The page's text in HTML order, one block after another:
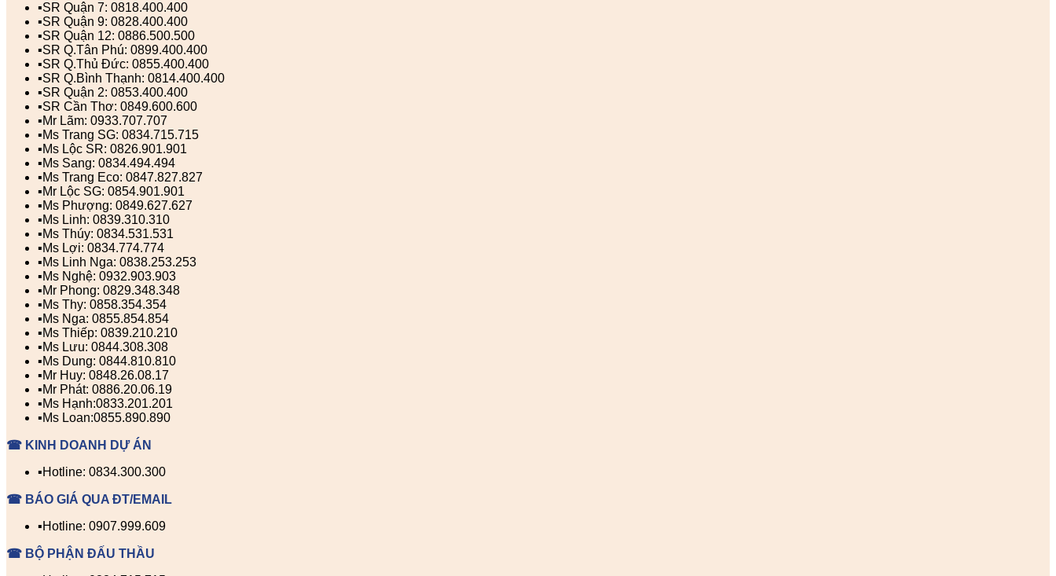
▪️SR Quận 7: 0818.400.400
▪️SR Quận 9: 0828.400.400
▪️SR Quận 12: 0886.500.500
▪️SR Q.Tân Phú: 0899.400.400
▪️SR Q.Thủ Đức: 0855.400.400
▪️SR Q.Bình Thạnh: 0814.400.400
▪️SR Quận 2: 0853.400.400
▪️SR Cần Thơ: 0849.600.600
▪️Mr Lãm: 0933.707.707
▪️Ms Trang SG: 0834.715.715
▪️Ms Lộc SR: 0826.901.901
▪️Ms Sang: 0834.494.494
▪️Ms Trang Eco: 0847.827.827
▪️Mr Lộc SG: 0854.901.901
▪️Ms Phượng: 0849.627.627
▪️Ms Linh: 0839.310.310
▪️Ms Thúy: 0834.531.531
▪️Ms Lợi: 0834.774.774
▪️Ms Linh Nga: 0838.253.253
▪️Ms Nghệ: 0932.903.903
▪️Mr Phong: 0829.348.348
▪️Ms Thy: 0858.354.354
▪️Ms Nga: 0855.854.854
▪️Ms Thiếp: 0839.210.210
▪️Ms Lưu: 0844.308.308
▪️Ms Dung: 0844.810.810
▪️Mr Huy: 0848.26.08.17
▪️Mr Phát: 0886.20.06.19
▪️Ms Hạnh:0833.201.201
▪️Ms Loan:0855.890.890
☎ KINH DOANH DỰ ÁN
▪️Hotline: 0834.300.300
☎ BÁO GIÁ QUA ĐT/EMAIL
▪️Hotline: 0907.999.609
☎ BỘ PHẬN ĐẤU THẦU